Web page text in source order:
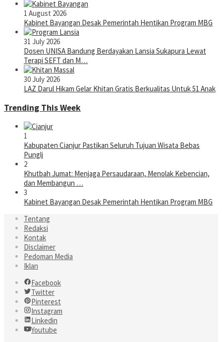
1 August 2026
Kabinet Bayangan Desak Pemerintah Hentikan Program MBG
31 July 2026
Dosen UNISA Bandung Berdayakan Lansia Sukapura Lewat
Terapi SEFT dan M…
30 July 2026
LAZ Darul Hikam Gelar Khitan Gratis Berkualitas Untuk 51 Anak
Trending This Week
1
Kabupaten Cianjur Pastikan Seluruh Tujuan Wisata Bebas
Pungli
2
Khutbah Jumat: Menjaga Persaudaraan, Menolak Kebencian,
dan Membangun …
3
Kabinet Bayangan Desak Pemerintah Hentikan Program MBG
Tentang
Redaksi
Kontak
Disclaimer
Pedoman Media
Iklan
Facebook
Twitter
Pinterest
Instagram
Linkedin
Youtube